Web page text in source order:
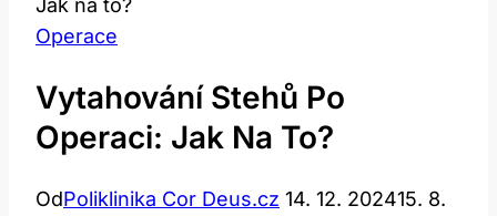
Jak na to?
Operace
Vytahování Stehů Po
Operaci: Jak Na To?
OdPoliklinika Cor Deus.cz 14. 12. 202415. 8.